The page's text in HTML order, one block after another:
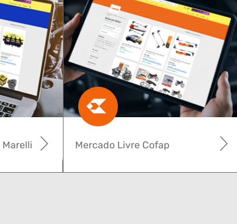
Mercado Livre Cofap